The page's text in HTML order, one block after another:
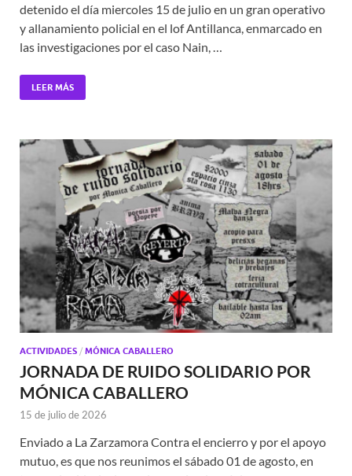
detenido el día miercoles 15 de julio en un gran operativo
y allanamiento policial en el lof Antillanca, enmarcado en
las investigaciones por el caso Nain, …
LEER MÁS
ACTIVIDADES / MÓNICA CABALLERO
JORNADA DE RUIDO SOLIDARIO POR
MÓNICA CABALLERO
15 de julio de 2026
Enviado a La Zarzamora Contra el encierro y por el apoyo
mutuo, es que nos reunimos el sábado 01 de agosto, en